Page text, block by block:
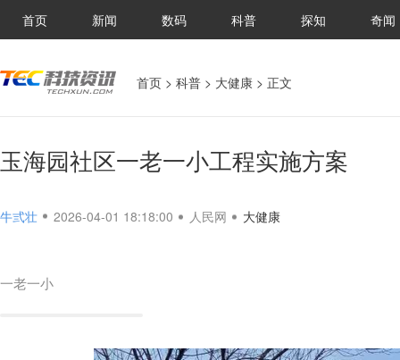
首页 新闻 数码 科普 探知 奇闻
首页 > 科普 > 大健康 > 正文
玉海园社区一老一小工程实施方案
牛弎壮 2026-04-01 18:18:00 人民网 大健康
一老一小